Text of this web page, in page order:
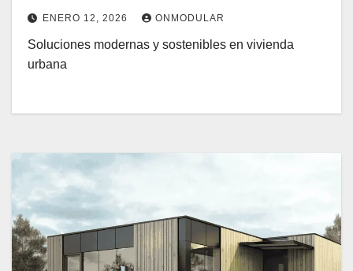
ENERO 12, 2026 ONMODULAR
Soluciones modernas y sostenibles en vivienda
urbana